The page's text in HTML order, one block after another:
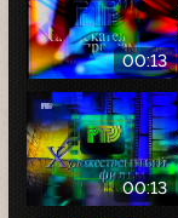
00:13
00:13